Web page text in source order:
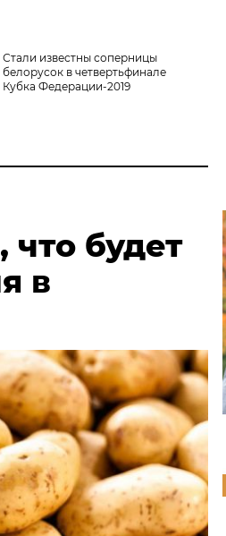
Стали известны соперницы
белорусок в четвертьфинале
Кубка Федерации-2019
что будет
в